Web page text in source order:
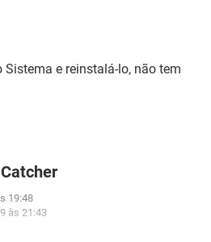
e reinstalá-lo, não tem
19:48
às 21:43